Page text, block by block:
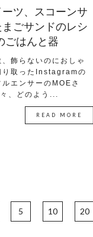
ツ、スコーンサ
ごサンドのレシ
ごはんと器
飾らないのにおしゃ
り取ったInstagramの
エンサーのMOEさ
、どのよう...
READ MORE
5 10 20